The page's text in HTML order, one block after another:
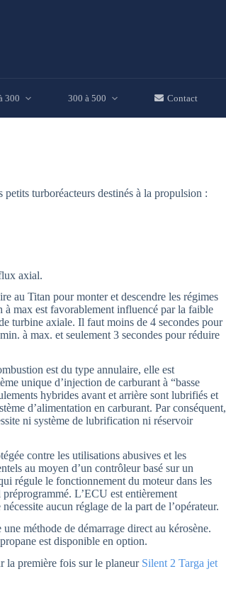
300 300 à 500 Contact
turboréacteurs destinés à la propulsion :
axial.
au Titan pour monter et descendre les régimes
à max est favorablement influencé par la faible
turbine axiale. Il faut moins de 4 secondes pour
à max. et seulement 3 secondes pour réduire
est du type annulaire, elle est
unique d’injection de carburant à “basse
hybrides avant et arrière sont lubrifiés et
d’alimentation en carburant. Par conséquent,
ni système de lubrification ni réservoir
contre les utilisations abusives et les
au moyen d’un contrôleur basé sur un
régule le fonctionnement du moteur dans les
L’ECU est entièrement
aucun réglage de la part de l’opérateur.
méthode de démarrage direct au kérosène.
est disponible en option.
la première fois sur le planeur Silent 2 Targa jet